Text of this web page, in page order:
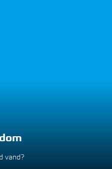
vand?